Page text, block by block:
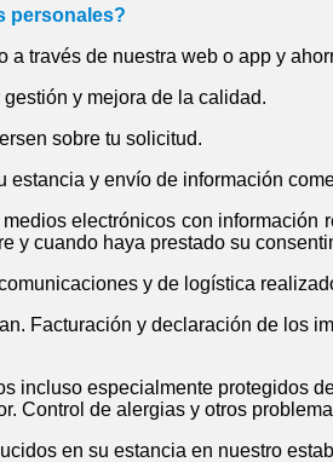
personales?
a través de nuestra web o app y
y mejora de la calidad.
sobre tu solicitud.
y envío de información
electrónicos con
y cuando haya prestado su
y de logística
Facturación y declaración de los
incluso especialmente protegidos
Control de alergias y otros
en su estancia en nuestro